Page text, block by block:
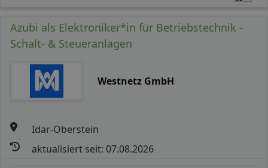
Azubi als Elektroniker*in für Betriebstechnik -
Schalt- & Steueranlagen
Westnetz GmbH
Idar-Oberstein
aktualisiert seit: 07.08.2026